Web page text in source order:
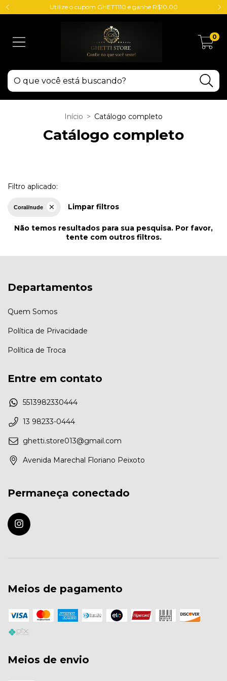
Utilize o cupom GHETTI10 e ganhe R$10,00
0
Início > Catálogo completo
Catálogo completo
Filtro aplicado:
Coral/nude Limpar filtros
Não temos resultados para sua pesquisa. Por favor,
tente com outros filtros.
Departamentos
Quem Somos
Política de Privacidade
Política de Troca
Entre em contato
5513982330444
13 98233-0444
ghetti.store013@gmail.com
Avenida Marechal Floriano Peixoto
Permaneça conectado
Meios de pagamento
Meios de envio